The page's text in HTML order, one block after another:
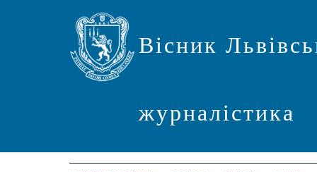
Вісник
журналістика